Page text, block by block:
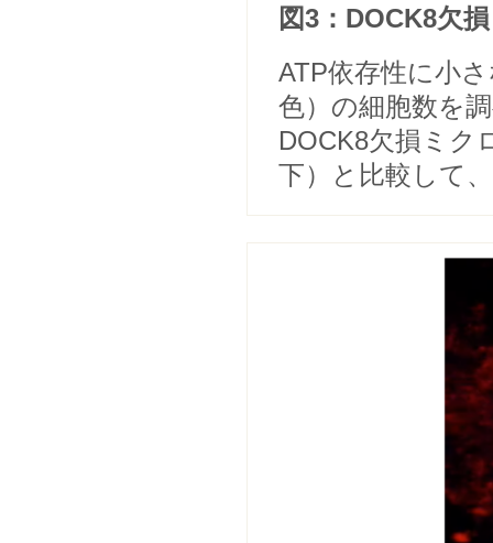
図3：DOCK8欠
ATP依存性に小
色）の細胞数を
DOCK8欠損ミク
下）と比較して